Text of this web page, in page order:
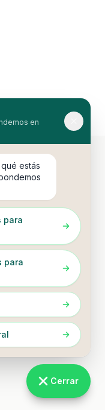
en
qué estás
para
para
Cerrar